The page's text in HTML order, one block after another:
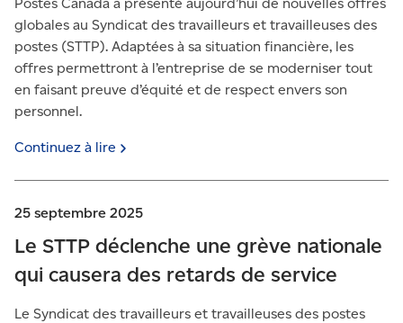
globales au Syndicat des travailleurs et travailleuses des
postes (STTP). Adaptées à sa situation financière, les
offres permettront à l’entreprise de se moderniser tout
en faisant preuve d’équité et de respect envers son
personnel.
Continuez à lire
25 septembre 2025
Le STTP déclenche une grève nationale
qui causera des retards de service
Le Syndicat des travailleurs et travailleuses des postes